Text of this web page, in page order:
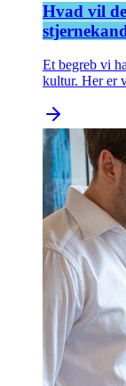
Hvad vil
Et begreb vi
kultur. Her er